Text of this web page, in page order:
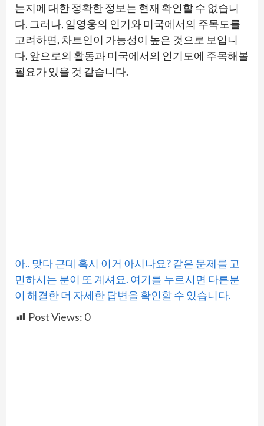
는지에 대한 정확한 정보는 현재 확인할 수 없습니
다. 그러나, 임영웅의 인기와 미국에서의 주목도를
고려하면, 차트인이 가능성이 높은 것으로 보입니
다. 앞으로의 활동과 미국에서의 인기도에 주목해볼
필요가 있을 것 같습니다.
아.. 맞다 근데 혹시 이거 아시나요? 같은 문제를 고
민하시는 분이 또 계셔요. 여기를 누르시면 다른분
이 해결한 더 자세한 답변을 확인할 수 있습니다.
Post Views: 0